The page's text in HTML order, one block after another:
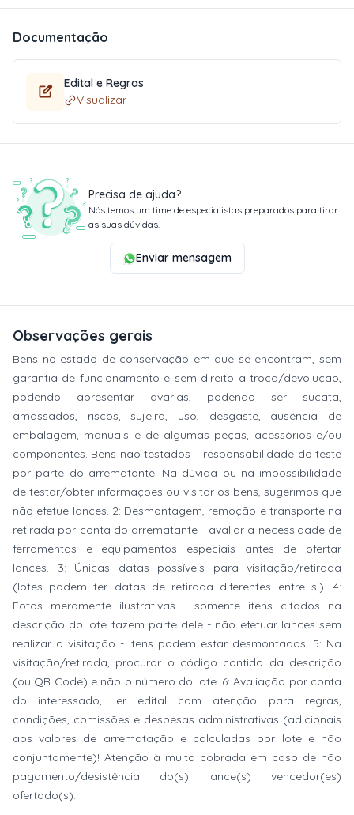
Documentação
Edital e Regras
Visualizar
Precisa de ajuda?
Nós temos um time de especialistas preparados para tirar
as suas dúvidas.
Enviar mensagem
Observações gerais
Bens no estado de conservação em que se encontram, sem
garantia de funcionamento e sem direito a troca/devolução,
podendo apresentar avarias, podendo ser sucata,
amassados, riscos, sujeira, uso, desgaste, ausência de
embalagem, manuais e de algumas peças, acessórios e/ou
componentes. Bens não testados – responsabilidade do teste
por parte do arrematante. Na dúvida ou na impossibilidade
de testar/obter informações ou visitar os bens, sugerimos que
não efetue lances. 2: Desmontagem, remoção e transporte na
retirada por conta do arrematante - avaliar a necessidade de
ferramentas e equipamentos especiais antes de ofertar
lances. 3: Únicas datas possíveis para visitação/retirada
(lotes podem ter datas de retirada diferentes entre si). 4:
Fotos meramente ilustrativas - somente itens citados na
descrição do lote fazem parte dele - não efetuar lances sem
realizar a visitação - itens podem estar desmontados. 5: Na
visitação/retirada, procurar o código contido da descrição
(ou QR Code) e não o número do lote. 6: Avaliação por conta
do interessado, ler edital com atenção para regras,
condições, comissões e despesas administrativas (adicionais
aos valores de arrematação e calculadas por lote e não
conjuntamente)! Atenção à multa cobrada em caso de não
pagamento/desistência do(s) lance(s) vencedor(es)
ofertado(s).